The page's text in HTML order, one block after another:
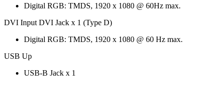
Digital RGB: TMDS, 1920 x 1080 @ 60Hz max.
DVI Input DVI Jack x 1 (Type D)
Digital RGB: TMDS, 1920 x 1080 @ 60 Hz max.
USB Up
USB-B Jack x 1